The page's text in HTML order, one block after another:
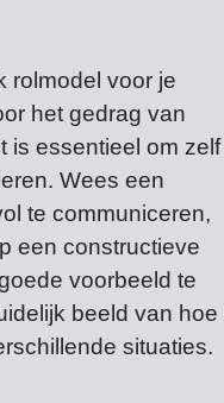
rolmodel voor je
het gedrag van
is essentieel om zelf
Wees een
te communiceren,
een constructieve
voorbeeld te
beeld van hoe
situaties.